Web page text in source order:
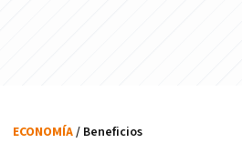
ECONOMÍA/ Beneficios